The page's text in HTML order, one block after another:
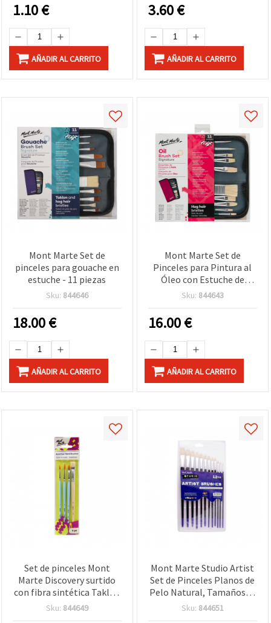
1.10€
AÑADIR AL CARRITO
3.60€
AÑADIR AL CARRITO
Mont Marte Set de
pinceles para gouache en
estuche - 11 piezas
Sku: 844646
18.00€
AÑADIR AL CARRITO
Mont Marte Set de
Pinceles para Pintura al
Óleo con Estuche de
Almacenamiento - 11
Sku: 844643
16.00€
AÑADIR AL CARRITO
Set de pinceles Mont
Marte Discovery surtido
con fibra sintética Taklon
y cerda natural - 4 piezas
Sku: 844649
Mont Marte Studio Artist
Set de Pinceles Planos de
Pelo Natural, Tamaños 1-
12, 12 unidades
Sku: 844651